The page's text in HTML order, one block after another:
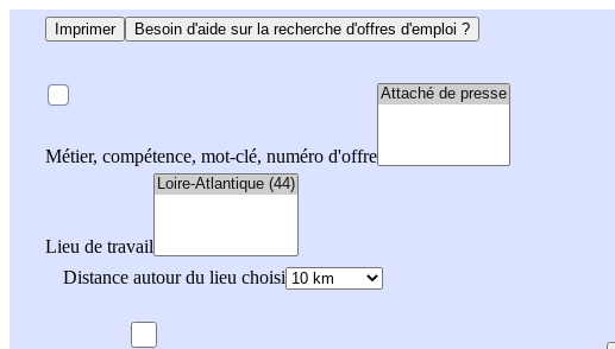
Imprimer Besoin d'aide sur la recherche d'offres d'emploi ?
Métier, compétence, mot-clé, numéro d'offre
Lieu de travail
Distance autour du lieu choisi